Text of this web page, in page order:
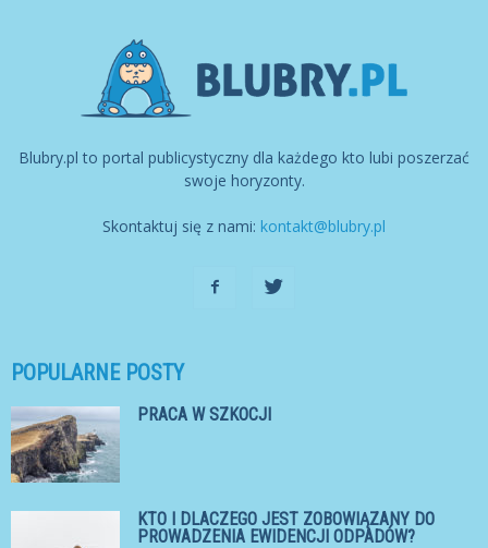
Blubry.pl to portal publicystyczny dla każdego kto lubi poszerzać
swoje horyzonty.
Skontaktuj się z nami: kontakt@blubry.pl
POPULARNE POSTY
PRACA W SZKOCJI
KTO I DLACZEGO JEST ZOBOWIĄZANY DO
PROWADZENIA EWIDENCJI ODPADÓW?